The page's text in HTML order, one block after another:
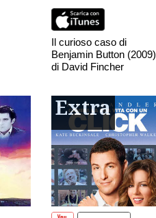
Il curioso caso di
Benjamin Button (2009)
di David Fincher
Extra